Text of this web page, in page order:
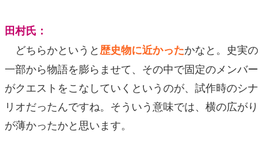
田村氏：
どちらかというと歴史物に近かったかなと。史実の
一部から物語を膨らませて、その中で固定のメンバー
がクエストをこなしていくというのが、試作時のシナ
リオだったんですね。そういう意味では、横の広がり
が薄かったかと思います。